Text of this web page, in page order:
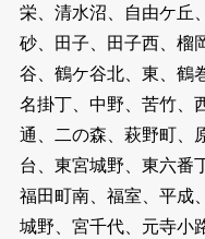
栄、清水沼、自由ケ丘
砂、田子、田子西、榴
谷、鶴ケ谷北、東、鶴
名掛丁、中野、苦竹、
通、二の森、萩野町、
台、東宮城野、東六番
福田町南、福室、平成
城野、宮千代、元寺小